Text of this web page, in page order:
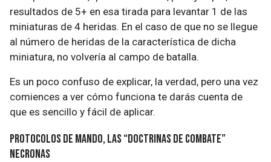
resultados de 5+ en esa tirada para levantar 1 de las
miniaturas de 4 heridas. En el caso de que no se llegue
al número de heridas de la característica de dicha
miniatura, no volvería al campo de batalla.
Es un poco confuso de explicar, la verdad, pero una vez
comiences a ver cómo funciona te darás cuenta de
que es sencillo y fácil de aplicar.
Protocolos de mando, las “doctrinas de combate”
necronas